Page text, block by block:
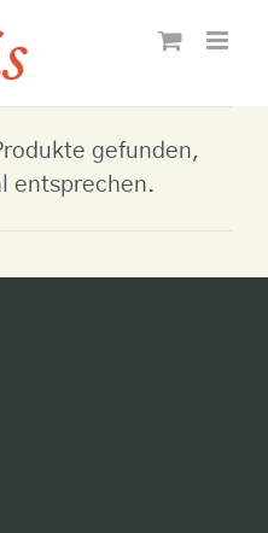
gefunden,
entsprechen.